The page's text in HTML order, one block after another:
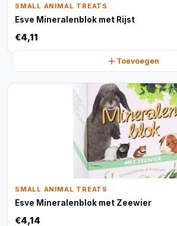
SMALL ANIMAL TREATS
Esve Mineralenblok met Rijst
€4,11
Toevoegen
SMALL ANIMAL TREATS
Esve Mineralenblok met Zeewier
€4,14